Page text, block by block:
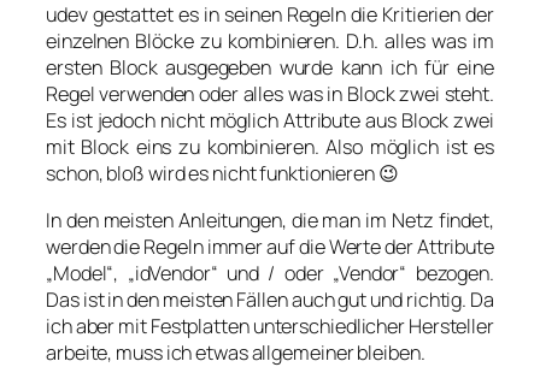
udev gestattet es in seinen Regeln die Kritierien der
einzelnen Blöcke zu kombinieren. D.h. alles was im
ersten Block ausgegeben wurde kann ich für eine
Regel verwenden oder alles was in Block zwei steht.
Es ist jedoch nicht möglich Attribute aus Block zwei
mit Block eins zu kombinieren. Also möglich ist es
schon, bloß wird es nicht funktionieren 😉
In den meisten Anleitungen, die man im Netz findet,
werden die Regeln immer auf die Werte der Attribute
„Model“, „idVendor“ und / oder „Vendor“ bezogen.
Das ist in den meisten Fällen auch gut und richtig. Da
ich aber mit Festplatten unterschiedlicher Hersteller
arbeite, muss ich etwas allgemeiner bleiben.